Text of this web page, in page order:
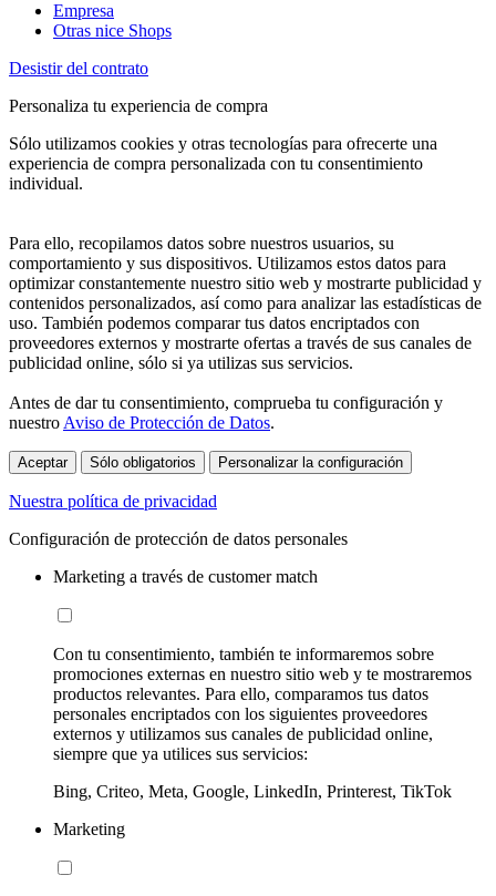
Empresa
Otras nice Shops
Desistir del contrato
Personaliza tu experiencia de compra
Sólo utilizamos cookies y otras tecnologías para ofrecerte una
experiencia de compra personalizada con tu consentimiento
individual.
Para ello, recopilamos datos sobre nuestros usuarios, su
comportamiento y sus dispositivos. Utilizamos estos datos para
optimizar constantemente nuestro sitio web y mostrarte publicidad y
contenidos personalizados, así como para analizar las estadísticas de
uso. También podemos comparar tus datos encriptados con
proveedores externos y mostrarte ofertas a través de sus canales de
publicidad online, sólo si ya utilizas sus servicios.
Antes de dar tu consentimiento, comprueba tu configuración y
nuestro Aviso de Protección de Datos.
Aceptar Sólo obligatorios Personalizar la configuración
Nuestra política de privacidad
Configuración de protección de datos personales
Marketing a través de customer match
Con tu consentimiento, también te informaremos sobre
promociones externas en nuestro sitio web y te mostraremos
productos relevantes. Para ello, comparamos tus datos
personales encriptados con los siguientes proveedores
externos y utilizamos sus canales de publicidad online,
siempre que ya utilices sus servicios:
Bing, Criteo, Meta, Google, LinkedIn, Printerest, TikTok
Marketing